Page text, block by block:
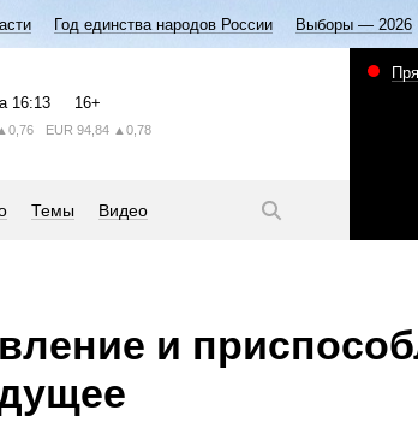
Год единства народов России Выборы — 2026
16:13 16+
▲0,76 EUR 94,84 ▲0,78
Темы Видео
и